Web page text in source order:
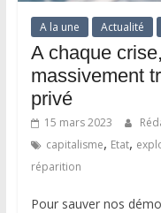
A la une Actualité
A chaque
massivement
privé
15 mars 2023
capitalisme, Etat,
réparition
Pour sauver nos